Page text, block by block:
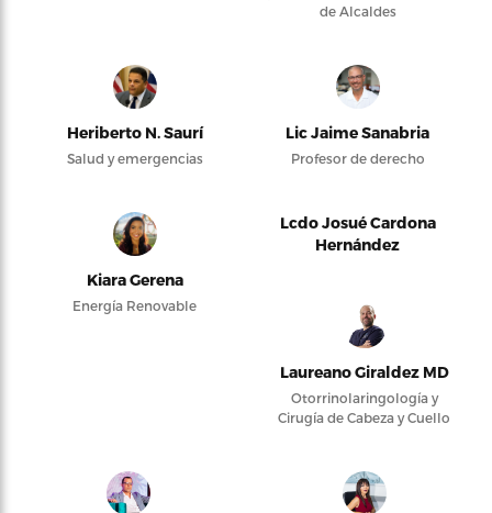
de Alcaldes
Heriberto N. Saurí
Salud y emergencias
Lic Jaime Sanabria
Profesor de derecho
Kiara Gerena
Energía Renovable
Lcdo Josué Cardona
Hernández
Laureano Giraldez MD
Otorrinolaringología y
Cirugía de Cabeza y Cuello